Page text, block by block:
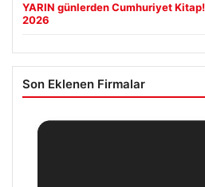
YARIN günlerden Cumhuriyet
2026
Son Eklenen Firmalar